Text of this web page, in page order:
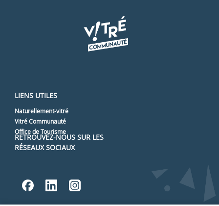
LIENS UTILES
Naturellement-vitré
Vitré Communauté
Office de Tourisme
RETROUVEZ-NOUS SUR LES
RÉSEAUX SOCIAUX
Lien vers notre page Facebook
Lien vers notre page
Lien vers notre page